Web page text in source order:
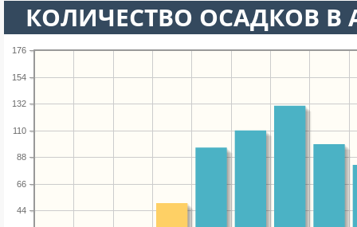
КОЛИЧЕСТВО ОСАДКОВ В
44
66
88
110
132
154
176